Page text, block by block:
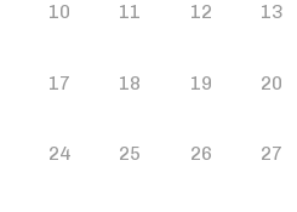
10 11 12 13
17 18 19 20
24 25 26 27